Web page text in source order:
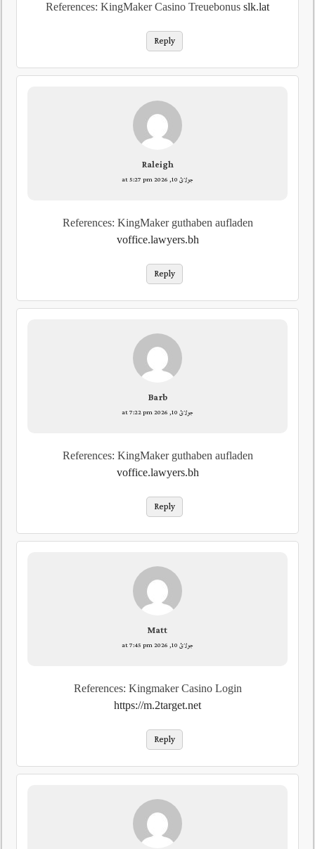
References: KingMaker Casino Treuebonus slk.lat
Reply
Raleigh
جولائ 10, 2026 at 5:27 pm
References: KingMaker guthaben aufladen
voffice.lawyers.bh
Reply
Barb
جولائ 10, 2026 at 7:22 pm
References: KingMaker guthaben aufladen
voffice.lawyers.bh
Reply
Matt
جولائ 10, 2026 at 7:45 pm
References: Kingmaker Casino Login
https://m.2target.net
Reply